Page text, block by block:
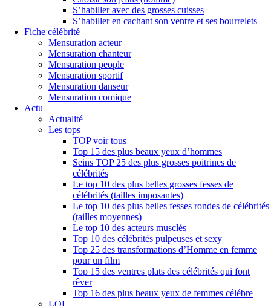
S’habiller avec des grosses cuisses
S’habiller en cachant son ventre et ses bourrelets
Fiche célébrité
Mensuration acteur
Mensuration chanteur
Mensuration people
Mensuration sportif
Mensuration danseur
Mensuration comique
Actu
Actualité
Les tops
TOP voir tous
Top 15 des plus beaux yeux d’hommes
Seins TOP 25 des plus grosses poitrines de
célébrités
Le top 10 des plus belles grosses fesses de
célébrités (tailles imposantes)
Le top 10 des plus belles fesses rondes de célébrités
(tailles moyennes)
Le top 10 des acteurs musclés
Top 10 des célébrités pulpeuses et sexy
Top 25 des transformations d’Homme en femme
pour un film
Top 15 des ventres plats des célébrités qui font
rêver
Top 16 des plus beaux yeux de femmes célébre
LOL